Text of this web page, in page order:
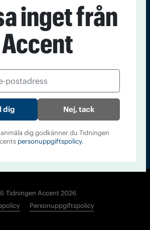
Tidningsarkiv In English
Tidningen Accent 2026
Personuppgiftspolicy
inget från
Accent
Nej, tack
dig godkänner du Tidningen
personuppgiftspolicy.